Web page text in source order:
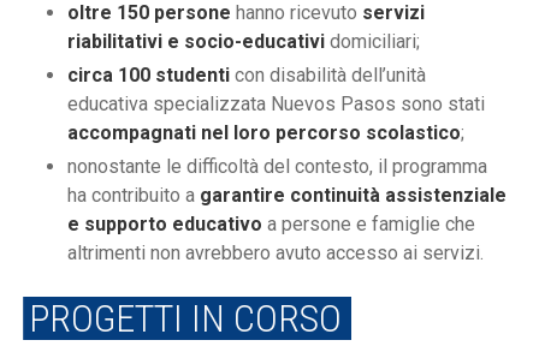
oltre 150 persone hanno ricevuto servizi
riabilitativi e socio-educativi domiciliari;
circa 100 studenti con disabilità dell’unità
educativa specializzata Nuevos Pasos sono stati
accompagnati nel loro percorso scolastico;
nonostante le difficoltà del contesto, il programma
ha contribuito a garantire continuità assistenziale
e supporto educativo a persone e famiglie che
altrimenti non avrebbero avuto accesso ai servizi.
PROGETTI IN CORSO